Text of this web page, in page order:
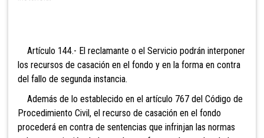
Artículo 144.- El reclamante o el Servicio podrán interponer
los recursos de casación en el fondo y en la forma en contra
del fallo de segunda instancia.
Además de lo establecido en el artículo 767 del Código de
Procedimiento Civil, el recurso de casación en el fondo
procederá en contra de sentencias que infrinjan las normas